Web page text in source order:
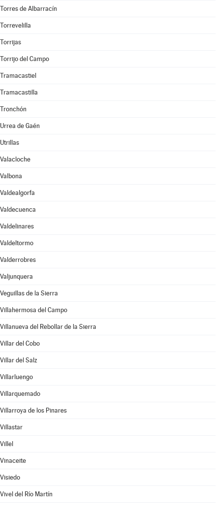
Torres de Albarracín
Torrevelilla
Torrijas
Torrijo del Campo
Tramacastiel
Tramacastilla
Tronchón
Urrea de Gaén
Utrillas
Valacloche
Valbona
Valdealgorfa
Valdecuenca
Valdelinares
Valdeltormo
Valderrobres
Valjunquera
Veguillas de la Sierra
Villahermosa del Campo
Villanueva del Rebollar de la Sierra
Villar del Cobo
Villar del Salz
Villarluengo
Villarquemado
Villarroya de los Pinares
Villastar
Villel
Vinaceite
Visiedo
Vivel del Río Martín